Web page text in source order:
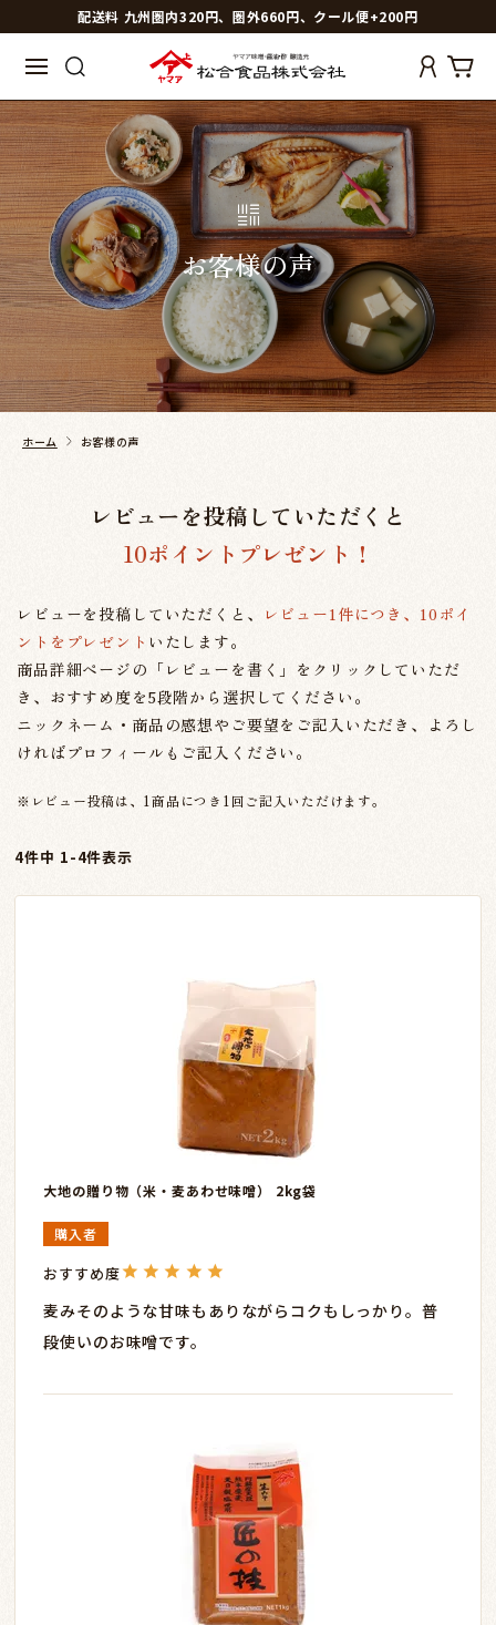
配送料 九州圏内320円、圏外660円、クール便+200円
お客様の声
ホーム お客様の声
レビューを投稿していただくと
10ポイントプレゼント！
レビューを投稿していただくと、 レビュー1件につき、10ポイ
ントをプレゼント いたします。
商品詳細ページの「レビューを書く」をクリックしていただ
き、おすすめ度を5段階から選択してください。
ニックネーム・商品の感想やご要望をご記入いただき、よろし
ければプロフィールもご記入ください。
※レビュー投稿は、1商品につき1回ご記入いただけます。
4件中 1-4件表示
大地の贈り物（米・麦あわせ味噌） 2kg袋
購入者
麦みそのような甘味もありながらコクもしっかり。普
段使いのお味噌です。